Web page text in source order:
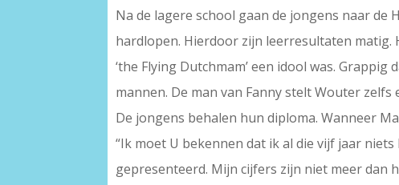
Na de lagere school gaan de jongens naar
hardlopen. Hierdoor zijn leerresultaten matig.
‘the Flying Dutchmam’ een idool was.
mannen. De man van Fanny stelt Wouter zelfs
De jongens behalen hun diploma. Wanneer
“Ik moet U bekennen dat ik al die vijf jaar
gepresenteerd. Mijn cijfers zijn niet meer dan